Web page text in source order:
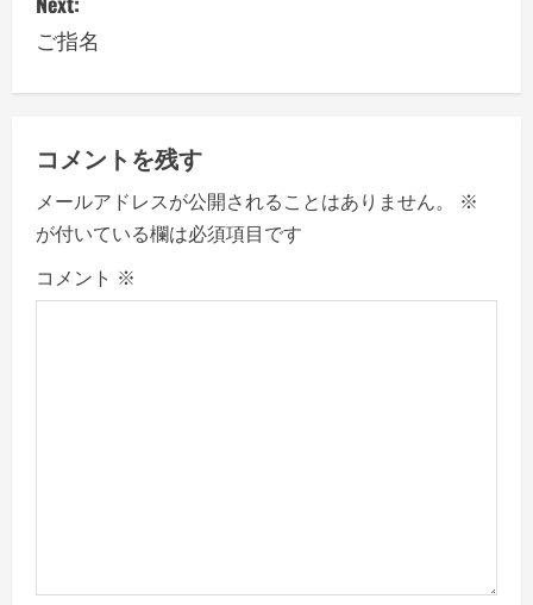
t
n
a
v
i
g
ご指名
コメントを残す
メールアドレスが公開されることはありません。
※
が付いている欄は必須項目です
コメント ※